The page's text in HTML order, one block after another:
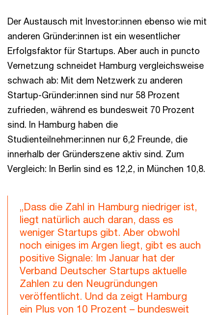
Der Austausch mit Investor:innen ebenso wie mit
anderen Gründer:innen ist ein wesentlicher
Erfolgsfaktor für Startups. Aber auch in puncto
Vernetzung schneidet Hamburg vergleichsweise
schwach ab: Mit dem Netzwerk zu anderen
Startup-Gründer:innen sind nur 58 Prozent
zufrieden, während es bundesweit 70 Prozent
sind. In Hamburg haben die
Studienteilnehmer:innen nur 6,2 Freunde, die
innerhalb der Gründerszene aktiv sind. Zum
Vergleich: In Berlin sind es 12,2, in München 10,8.
„Dass die Zahl in Hamburg niedriger ist,
liegt natürlich auch daran, dass es
weniger Startups gibt. Aber obwohl
noch einiges im Argen liegt, gibt es auch
positive Signale: Im Januar hat der
Verband Deutscher Startups aktuelle
Zahlen zu den Neugründungen
veröffentlicht. Und da zeigt Hamburg
ein Plus von 10 Prozent – bundesweit